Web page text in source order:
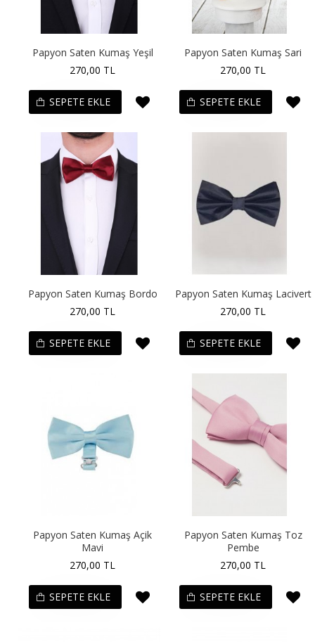
Papyon Saten Kumaş Yeşil
270,00 TL
SEPETE EKLE
Papyon Saten Kumaş Sari
270,00 TL
SEPETE EKLE
Papyon Saten Kumaş Bordo
270,00 TL
SEPETE EKLE
Papyon Saten Kumaş Lacivert
270,00 TL
SEPETE EKLE
Papyon Saten Kumaş Açik
Mavi
270,00 TL
SEPETE EKLE
Papyon Saten Kumaş Toz
Pembe
270,00 TL
SEPETE EKLE